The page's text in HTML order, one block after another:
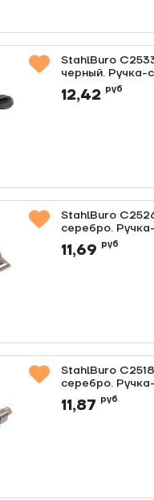
StahlBuro
черный. Ручка-
Артикул: 0000011442
12,42 руб
StahlBuro
серебро.
200)
Артикул:
11,69 руб
StahlBuro
серебро.
200)
Артикул:
11,87 руб